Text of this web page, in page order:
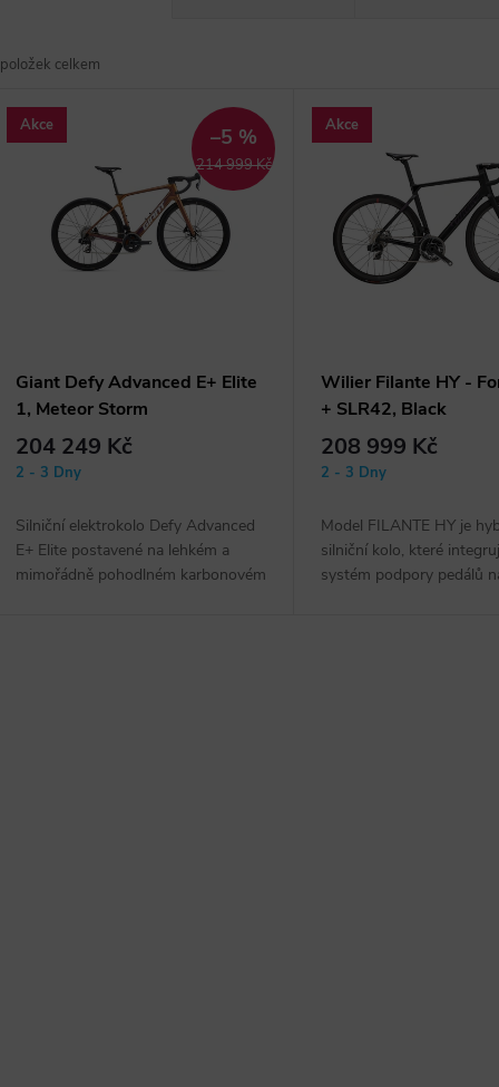
z
e
položek celkem
VAkce
214 999 Kč
–5 %
Giant Defy Advanced E+ Elite
1, Meteor Storm
204 249 Kč
2 - 3 Dny
Silniční elektrokolo Defy Advanced
E+ Elite postavené na lehkém a
mimořádně pohodlném karbonovém
Akce
Wilier Filante HY -
+ SLR42, Black
208 999 Kč
2 - 3 Dny
Model FILANTE HY je
silniční kolo, které
systém podpory pedálů